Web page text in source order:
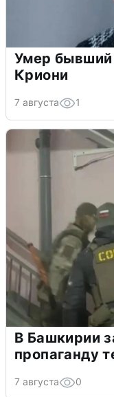
Умер бывший
Криони
7 августа 1
В Башкирии
пропаганду
7 августа 0